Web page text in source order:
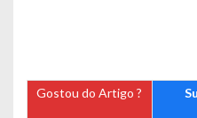
Gostou do Artigo ?